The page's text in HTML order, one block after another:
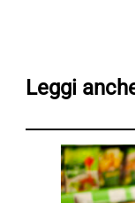
Leggi